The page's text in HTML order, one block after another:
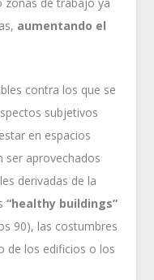
zonas de trabajo ya
aumentando el
contra los que se
subjetivos
en espacios
ser aprovechados
derivadas de la
“healthy buildings”
90), las costumbres
de los edificios o los